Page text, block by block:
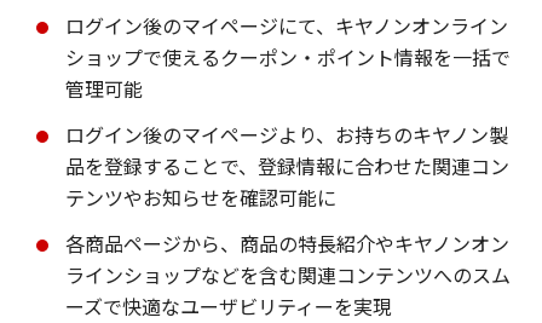
ログイン後のマイページにて、キヤノンオンライン
ショップで使えるクーポン・ポイント情報を一括で
管理可能
ログイン後のマイページより、お持ちのキヤノン製
品を登録することで、登録情報に合わせた関連コン
テンツやお知らせを確認可能に
各商品ページから、商品の特長紹介やキヤノンオン
ラインショップなどを含む関連コンテンツへのスム
ーズで快適なユーザビリティーを実現